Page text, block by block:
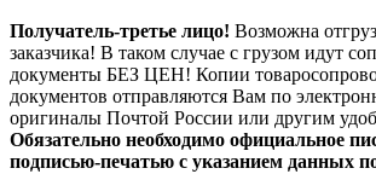
Получатель-третье лицо! Возможна
заказчика! В таком случае с грузом идут
документы БЕЗ ЦЕН! Копии
документов отправляются Вам по
оригиналы Почтой России или другим
Обязательно необходимо официальное
подписью-печатью с указанием данных